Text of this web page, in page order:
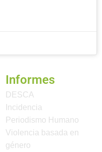
Informes
DESCA
Incidencia
Periodismo Humano
Violencia basada en
género